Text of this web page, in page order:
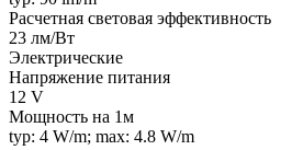
Расчетная световая эффективность
23 лм/Вт
Электрические
Напряжение питания
12 V
Мощность на 1м
typ: 4 W/m; max: 4.8 W/m